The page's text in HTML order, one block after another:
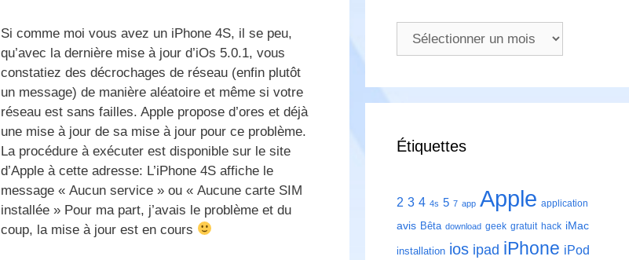
Si comme moi vous avez un iPhone 4S, il se peu,
qu’avec la dernière mise à jour d’iOs 5.0.1, vous
constatiez des décrochages de réseau (enfin plutôt
un message) de manière aléatoire et même si votre
réseau est sans failles. Apple propose d’ores et déjà
une mise à jour de sa mise à jour pour ce problème.
La procédure à exécuter est disponible sur le site
d’Apple à cette adresse: L’iPhone 4S affiche le
message « Aucun service » ou « Aucune carte SIM
installée » Pour ma part, j’avais le problème et du
coup, la mise à jour est en cours
Archives
Étiquettes
2 3 4 4s 5 7 app Apple application
avis Bêta download geek gratuit hack iMac
installation ios ipad iPhone iPod